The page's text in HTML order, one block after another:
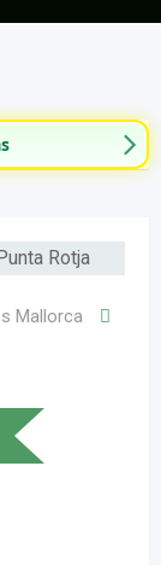
Mallorca